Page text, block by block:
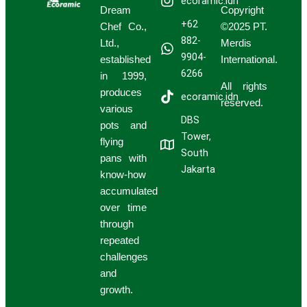
Dream
Chef Co.,
Ltd.,
established
in 1999,
produces
various
pots and
flying
pans with
know-how
accumulated
over time
through
repeated
challenges
and
growth.
+62
882-
9904-
6266
ecoramic.idn
DBS
Tower,
South
Jakarta
Copyright
©2025 PT.
Merdis
International.
All rights
reserved.